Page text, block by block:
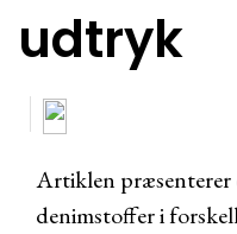
udtryk
Artiklen præsenterer
denimstoffer i